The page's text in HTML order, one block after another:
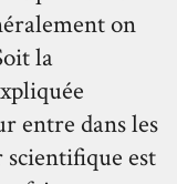
on
la
entre dans les
est